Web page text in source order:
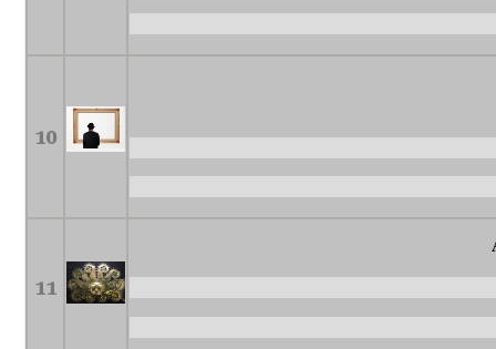
10
11